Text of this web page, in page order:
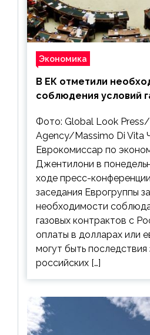
Экономика
В ЕК отметили
соблюдения условий
Фото: Global Look
Agency/Massimo Di Vita
Еврокомиссар по
Джентилони в
ходе пресс-
заседания Еврогруппы
необходимости
газовых контрактов с
оплаты в долларах или
могут быть
российских […]